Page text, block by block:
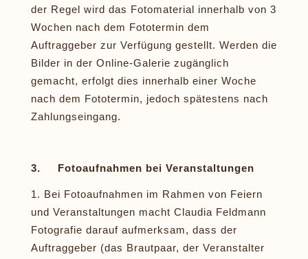
der Regel wird das Fotomaterial innerhalb von 3
Wochen nach dem Fototermin dem
Auftraggeber zur Verfügung gestellt. Werden die
Bilder in der Online-Galerie zugänglich
gemacht, erfolgt dies innerhalb einer Woche
nach dem Fototermin, jedoch spätestens nach
Zahlungseingang.
3. Fotoaufnahmen bei Veranstaltungen
Bei Fotoaufnahmen im Rahmen von Feiern
und Veranstaltungen macht Claudia Feldmann
Fotografie darauf aufmerksam, dass der
Auftraggeber (das Brautpaar, der Veranstalter